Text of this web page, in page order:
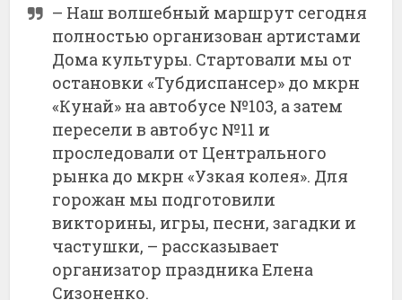
– Наш волшебный маршрут сегодня
полностью организован артистами
Дома культуры. Стартовали мы от
остановки «Тубдиспансер» до мкрн
«Кунай» на автобусе №103, а затем
пересели в автобус №11 и
проследовали от Центрального
рынка до мкрн «Узкая колея». Для
горожан мы подготовили
викторины, игры, песни, загадки и
частушки, – рассказывает
организатор праздника Елена
Сизоненко.